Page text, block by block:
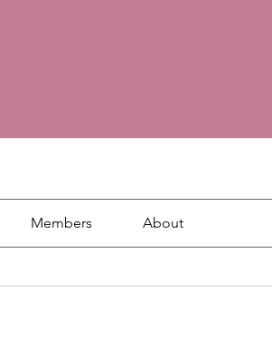
Members About